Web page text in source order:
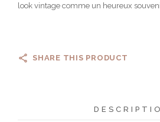
look vintage comme un heureux
SHARE THIS PRODUCT